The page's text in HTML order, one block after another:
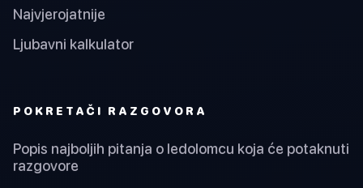
Najvjerojatnije
Ljubavni kalkulator
POKRETAČI RAZGOVORA
Popis najboljih pitanja o ledolomcu koja će potaknuti
razgovore